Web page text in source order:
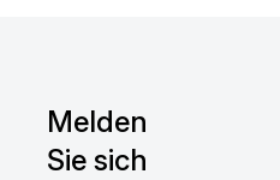
Melden
Sie sich